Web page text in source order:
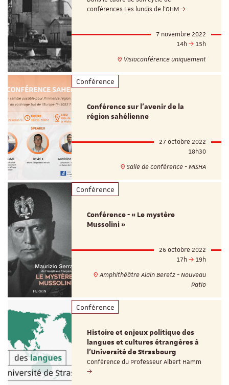
conférences Les lundis de l'OHM
7 novembre 2022
14h
15h
Visioconférence uniquement
Conférence
Conférence sur l’avenir de la
région sahélienne
27 octobre 2022
18h30
Salle de conférence - MISHA
Conférence
Conférence - « Le mystère
Mussolini »
26 octobre 2022
17h
19h
Amphithéâtre Alain Beretz - Nouveau
Patio
Conférence
Histoire et enjeux politique des
langues et cultures étrangères à
l'Université de Strasbourg
Conférence du Professeur Albert Hamm